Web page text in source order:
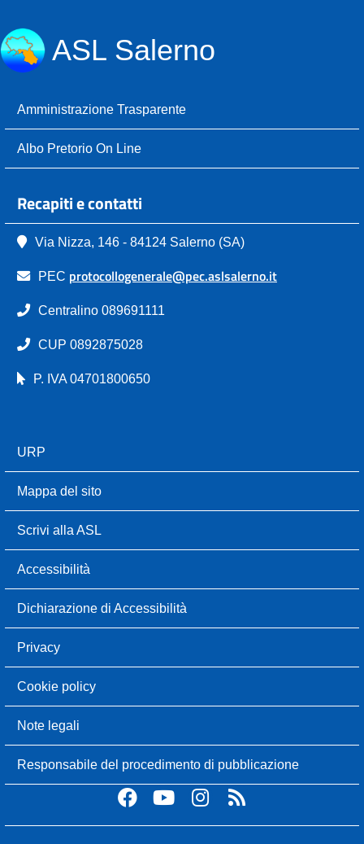
ASL Salerno
Amministrazione Trasparente
Albo Pretorio On Line
Recapiti e contatti
Via Nizza, 146 - 84124 Salerno (SA)
PEC protocollogenerale@pec.aslsalerno.it
Centralino 089691111
CUP 0892875028
P. IVA 04701800650
URP
Mappa del sito
Scrivi alla ASL
Accessibilità
Dichiarazione di Accessibilità
Privacy
Cookie policy
Note legali
Responsabile del procedimento di pubblicazione